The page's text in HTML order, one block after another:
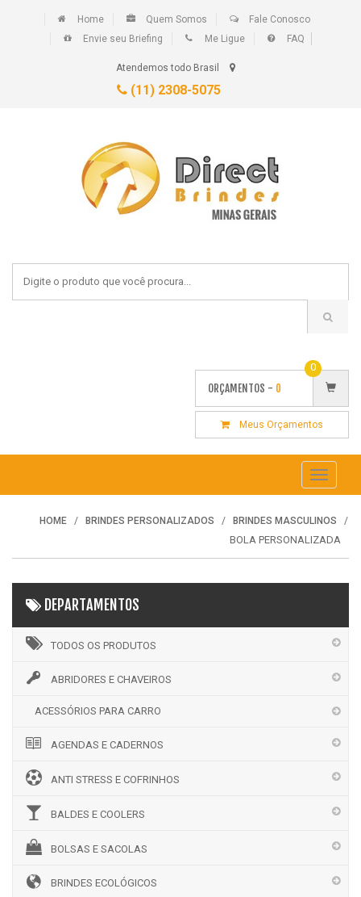
Home Quem Somos
Fale Conosco
Envie seu Briefing
Me Ligue FAQ
Atendemos todo Brasil
(11) 2308-5075
ORÇAMENTOS - 0
0
Meus Orçamentos
Toggle
HOME BRINDES PERSONALIZADOS BRINDES MASCULINOS
BOLA PERSONALIZADA
DEPARTAMENTOS
TODOS OS PRODUTOS
ABRIDORES E CHAVEIROS
ACESSÓRIOS PARA CARRO
AGENDAS E CADERNOS
ANTI STRESS E COFRINHOS
BALDES E COOLERS
BOLSAS E SACOLAS
BRINDES ECOLÓGICOS